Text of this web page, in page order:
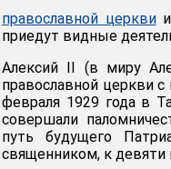
православной церквии
приедут видные
Алексий II (в миру
православной церкви
февраля 1929 года в
совершали
путь будущего
священником, к девяти